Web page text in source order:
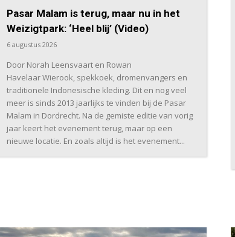
Pasar Malam is terug, maar nu in het
Weizigtpark: ‘Heel blij’ (Video)
6 augustus 2026
Door Norah Leensvaart en Rowan
Havelaar Wierook, spekkoek, dromenvangers en
traditionele Indonesische kleding. Dit en nog veel
meer is sinds 2013 jaarlijks te vinden bij de Pasar
Malam in Dordrecht. Na de gemiste editie van vorig
jaar keert het evenement terug, maar op een
nieuwe locatie. En zoals altijd is het evenement...